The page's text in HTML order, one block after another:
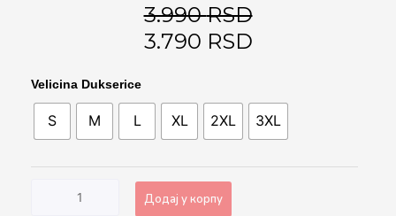
3.990RSD
3.790 RSD
Velicina Dukserice
S M L XL 2XL 3XL
Attack
On
Titan
Dukserica
Додај у корпу